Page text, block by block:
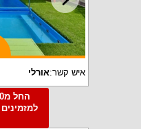
איש קשר:אורלי